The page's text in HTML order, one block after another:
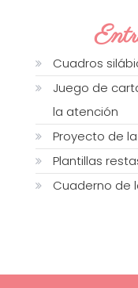
Cuadros
Juego de
la atención
Proyecto de
Plantillas
Cuaderno de